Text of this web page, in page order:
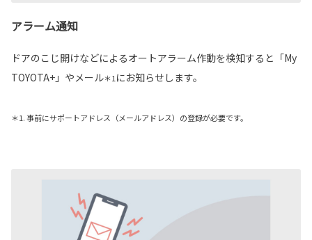
アラーム通知
ドアのこじ開けなどによるオートアラーム作動を検知すると「My
TOYOTA+」やメール＊1 にお知らせします。
＊1. 事前にサポートアドレス（メールアドレス）の登録が必要です。